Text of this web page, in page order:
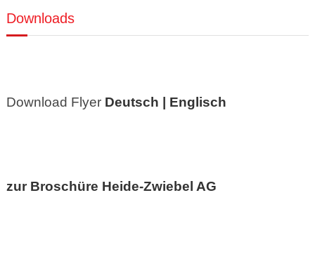
Downloads
Download FlyerDeutsch | Englisch
zur Broschüre Heide-Zwiebel AG